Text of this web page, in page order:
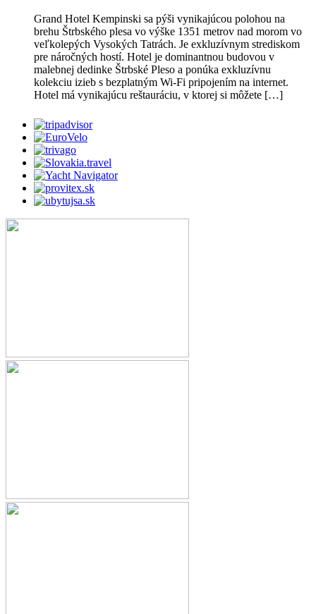
Grand Hotel Kempinski sa pýši vynikajúcou polohou na
brehu Štrbského plesa vo výške 1351 metrov nad morom vo
veľkolepých Vysokých Tatrách. Je exkluzívnym strediskom
pre náročných hostí. Hotel je dominantnou budovou v
malebnej dedinke Štrbské Pleso a ponúka exkluzívnu
kolekciu izieb s bezplatným Wi-Fi pripojením na internet.
Hotel má vynikajúcu reštauráciu, v ktorej si môžete […]